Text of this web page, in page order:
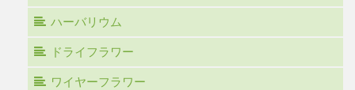
ハーバリウム
ドライフラワー
ワイヤーフラワー